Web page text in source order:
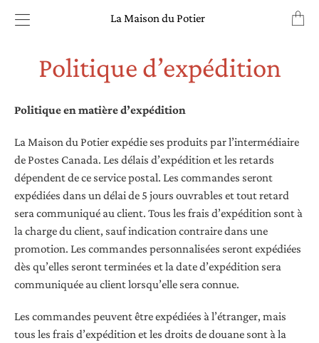
La Maison du Potier
Politique d’expédition
Politique en matière d’expédition
La Maison du Potier expédie ses produits par l’intermédiaire
de Postes Canada. Les délais d’expédition et les retards
dépendent de ce service postal. Les commandes seront
expédiées dans un délai de 5 jours ouvrables et tout retard
sera communiqué au client. Tous les frais d’expédition sont à
la charge du client, sauf indication contraire dans une
promotion. Les commandes personnalisées seront expédiées
dès qu’elles seront terminées et la date d’expédition sera
communiquée au client lorsqu’elle sera connue.
Les commandes peuvent être expédiées à l’étranger, mais
tous les frais d’expédition et les droits de douane sont à la